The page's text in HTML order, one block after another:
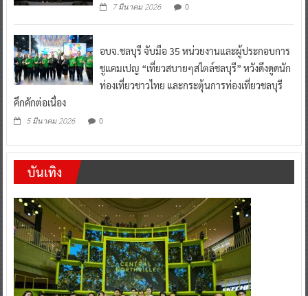
7 มีนาคม 2026 0
อบจ.ชลบุรี จับมือ 35 หน่วยงานและผู้ประกอบการ
ชูแคมเปญ “เที่ยวสบายๆสไตล์ชลบุรี” หวังดึงดูดนัก
ท่องเที่ยวชาวไทย และกระตุ้นการท่องเที่ยวชลบุรี
คึกคักต่อเนื่อง
5 มีนาคม 2026 0
บันเทิง